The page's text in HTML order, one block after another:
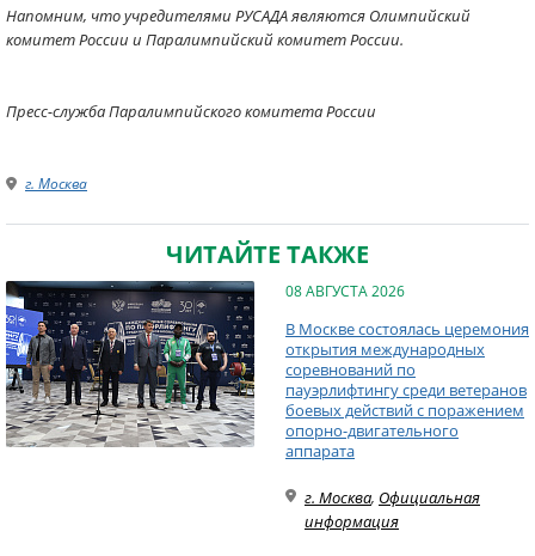
Напомним, что учредителями РУСАДА являются Олимпийский
комитет России и Паралимпийский комитет России.
Пресс-служба Паралимпийского комитета России
г. Москва
ЧИТАЙТЕ ТАКЖЕ
08 АВГУСТА 2026
В Москве состоялась церемония
открытия международных
соревнований по
пауэрлифтингу среди ветеранов
боевых действий с поражением
опорно-двигательного
аппарата
г. Москва, Официальная
информация